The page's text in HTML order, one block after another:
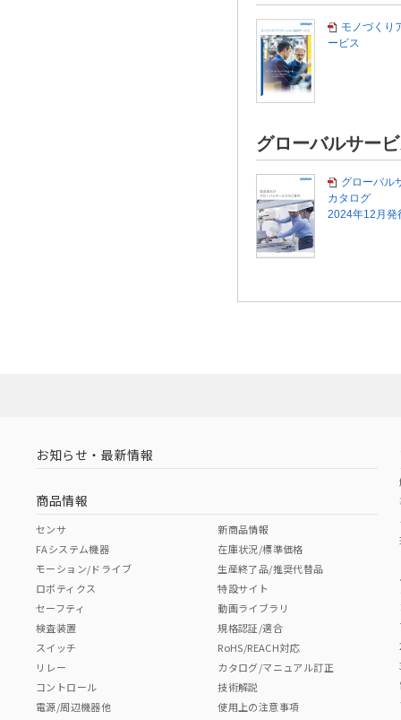
モノづくり
ービス
グローバルサー
グローバル
カタログ
2024年12月発
お知らせ・最新情報
商品情報
センサ
FAシステム機器
モーション/ドライブ
ロボティクス
セーフティ
検査装置
スイッチ
リレー
コントロール
電源/周辺機器他
新商品情報
在庫状況/標準価格
生産終了品/推奨代替品
特設サイト
動画ライブラリ
規格認証/適合
RoHS/REACH対応
カタログ/マニュアル訂正
技術解説
使用上の注意事項